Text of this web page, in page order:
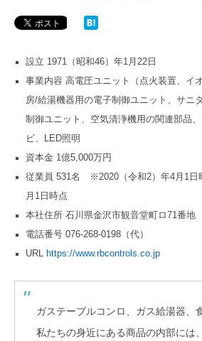
設立 1971（昭和46）年1月22日
事業内容 高電圧ユニット（点火装置、イ
房/給湯機器用の電子制御ユニット、サニ
制御ユニット、空気清浄機用の関連部品
ビ、LED照明
資本金 1億5,000万円
従業員 531名 ※2020（令和2）年4月1日
月1日時点
本社住所 石川県金沢市観音堂町ロ71番地
電話番号 076-268-0198（代）
URL
https://www.rbcontrols.co.jp
ガステーブルコンロ、ガス給湯器、
私たちの身近にある商品の内部には